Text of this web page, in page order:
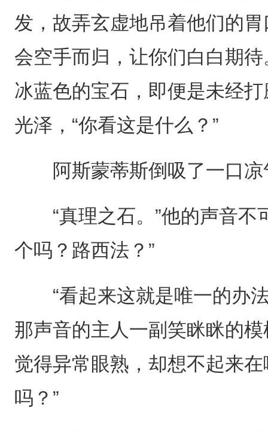
发，故弄玄虚地吊着他们的
会空手而归，让你们白白期
冰蓝色的宝石，即便是未经
光泽，“你看这是什么？”
阿斯蒙蒂斯倒吸了一口凉
“真理之石。”他的声音不
个吗？路西法？”
“看起来这就是唯一的办法
那声音的主人一副笑眯眯的
觉得异常眼熟，却想不起来
吗？”